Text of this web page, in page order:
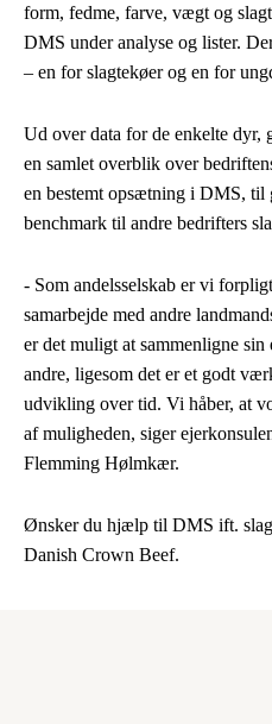
form, fedme, farve, vægt og
DMS under analyse og lister.
– en for slagtekøer og en for
Ud over data for de enkelte
en samlet overblik over
en bestemt opsætning i DMS,
benchmark til andre bedrifters
- Som andelsselskab er vi
samarbejde med andre
er det muligt at sammenligne sin
andre, ligesom det er et godt
udvikling over tid. Vi håber, at
af muligheden, siger
Flemming Hølmkær.
Ønsker du hjælp til DMS ift.
Danish Crown Beef.